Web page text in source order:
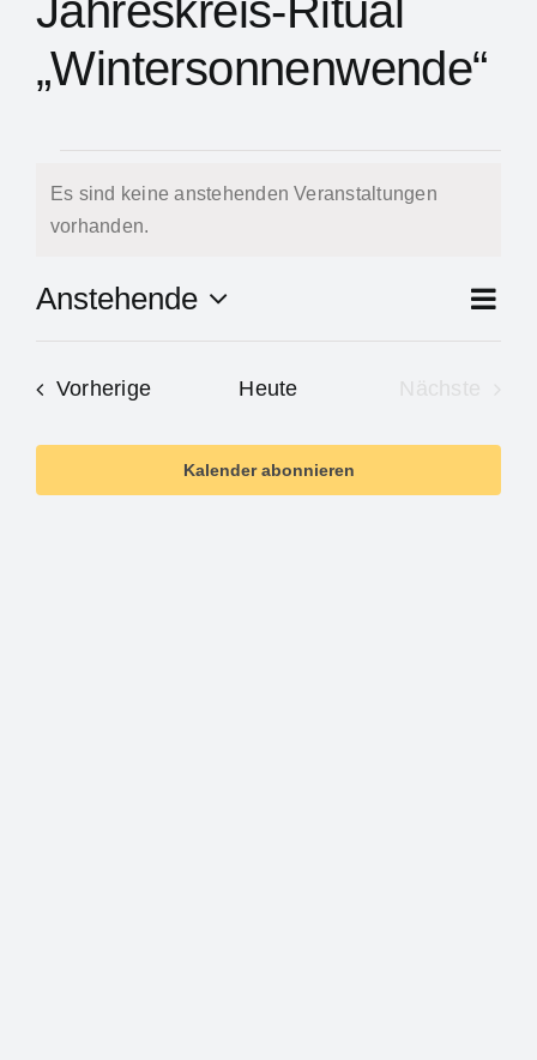
Jahreskreis-Ritual
„Wintersonnenwende“
Hinweis
Es sind keine anstehenden Veranstaltungen
vorhanden.
Anstehende
VorherigeVeranstaltungen
Heute
Kalender abonnieren